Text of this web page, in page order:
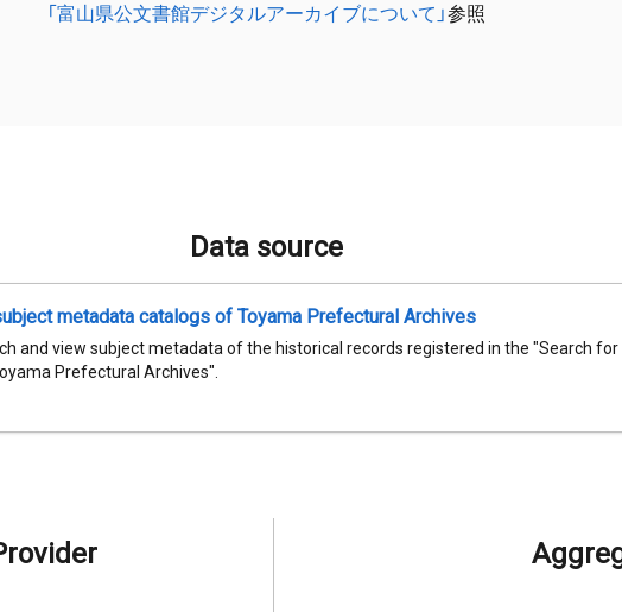
「富山県公文書館デジタルアーカイブについて」参照
Data source
metadata catalogs of Toyama Prefectural Archives
and view subject metadata of the historical records registered in the "Search
Prefectural Archives".